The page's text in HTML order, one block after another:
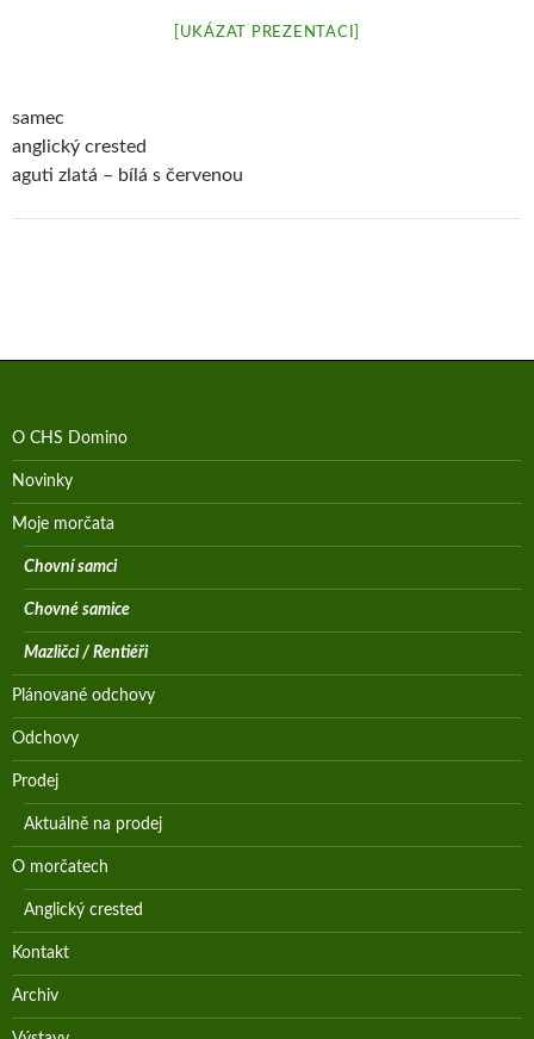
[UKÁZAT PREZENTACI]
samec
anglický crested
aguti zlatá – bílá s červenou
O CHS Domino
Novinky
Moje morčata
Chovní samci
Chovné samice
Mazličci / Rentiéři
Plánované odchovy
Odchovy
Prodej
Aktuálně na prodej
O morčatech
Anglický crested
Kontakt
Archiv